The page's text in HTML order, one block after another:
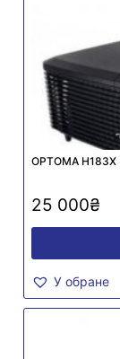
OPTOMA H183X
25 000₴
У обране